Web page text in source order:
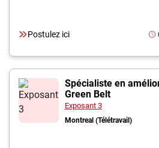
Postulez ici
Spécialiste en
Green Belt
Exposant 3
Montreal (Télétravail)